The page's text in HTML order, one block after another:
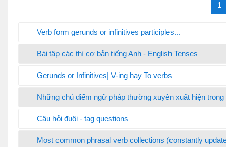
1
Verb form gerunds or infinitives participles...
Bài tập các thì cơ bản tiếng Anh - English Tenses
Gerunds or Infinitives| V-ing hay To verbs
Những chủ điểm ngữ pháp thường xuyên xuất hiện trong
Câu hỏi đuôi - tag questions
Most common phrasal verb collections (constantly